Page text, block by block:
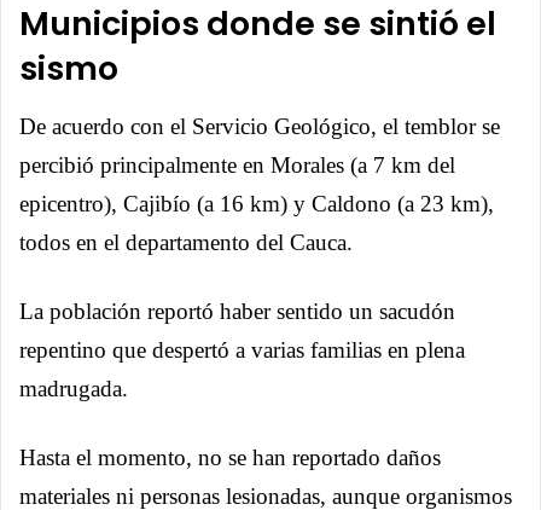
Municipios donde se sintió el
sismo
De acuerdo con el Servicio Geológico, el temblor se
percibió principalmente en Morales (a 7 km del
epicentro), Cajibío (a 16 km) y Caldono (a 23 km),
todos en el departamento del Cauca.
La población reportó haber sentido un sacudón
repentino que despertó a varias familias en plena
madrugada.
Hasta el momento, no se han reportado daños
materiales ni personas lesionadas, aunque organismos